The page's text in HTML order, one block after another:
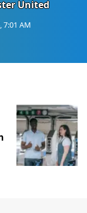
United
7:01 AM